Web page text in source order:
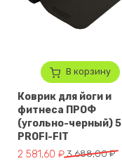
В корзину
Коврик для йоги и
фитнеса ПРОФ
(угольно-черный)
PROFI-FIT
3 688,00₽
Первоначальная
2 581,60 ₽
Текущая цена: 2 581,60